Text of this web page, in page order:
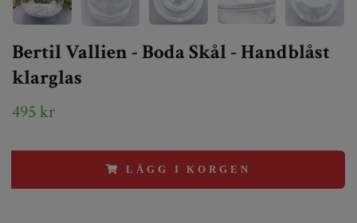
Bertil Vallien - Boda Skål - Handblåst
klarglas
495 kr
LÄGG I KORGEN